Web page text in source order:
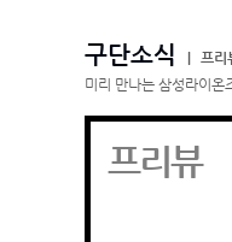
구단소식
프리
미리 만나는 삼성라이온
프리뷰